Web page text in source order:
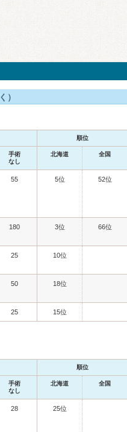
）
順位
手術
なし
北海道 全国
55 5位 52位
180 3位 66位
25 10位
50 18位
25 15位
順位
手術
なし
北海道 全国
28 25位